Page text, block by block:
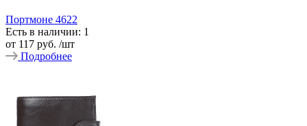
Портмоне 4622
Есть в наличии: 1
от 117 руб. /шт
Подробнее